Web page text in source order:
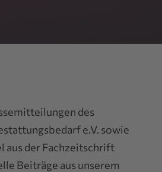
des
e.V. sowie
aus der Fachzeitschrift
Beiträge aus unserem